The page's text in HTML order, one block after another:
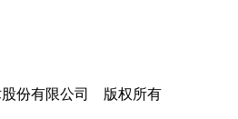
股份有限公司 版权所有